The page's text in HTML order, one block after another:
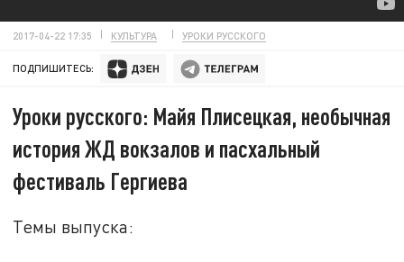
2017-04-22 17:35 КУЛЬТУРА УРОКИ РУССКОГО
ПОДПИШИТЕСЬ:
Уроки русского: Майя Плисецкая, необычная
история ЖД вокзалов и пасхальный
фестиваль Гергиева
Темы выпуска: